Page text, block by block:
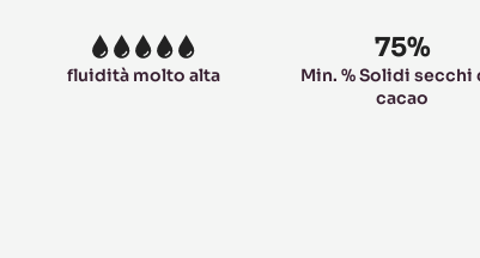
5
fluidità molto alta
75%
Min. % Solidi secchi
cacao